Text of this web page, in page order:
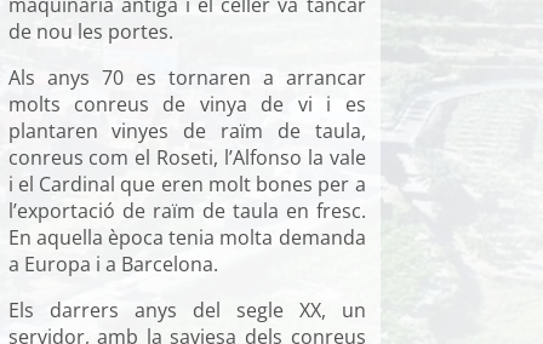
de nou les portes.
Als anys 70 es tornaren a arrancar
molts conreus de vinya de vi i es
plantaren vinyes de raïm de taula,
conreus com el Roseti, l’Alfonso la vale
i el Cardinal que eren molt bones per a
l’exportació de raïm de taula en fresc.
En aquella època tenia molta demanda
a Europa i a Barcelona.
Els darrers anys del segle XX, un
servidor, amb la saviesa dels conreus